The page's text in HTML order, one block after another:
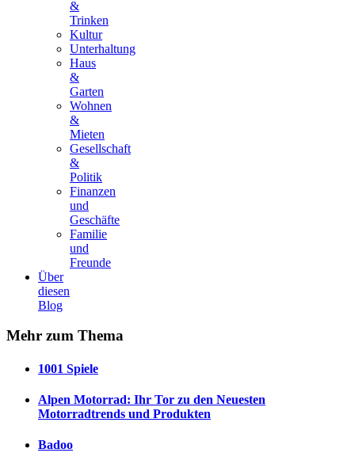
&
Trinken
Kultur
Unterhaltung
Haus
&
Garten
Wohnen
&
Mieten
Gesellschaft
&
Politik
Finanzen
und
Geschäfte
Familie
und
Freunde
Über
diesen
Blog
Mehr zum Thema
1001 Spiele
Alpen Motorrad: Ihr Tor zu den Neuesten
Motorradtrends und Produkten
Badoo